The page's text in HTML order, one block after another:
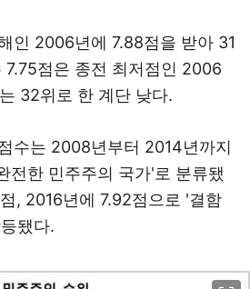
인 2006년에 7.88점을 받아 31
7.75점은 종전 최저점인 2006
32위로 한 계단 낮다.
수는 2008년부터 2014년까지
전한 민주주의 국가'로 분류됐
, 2016년에 7.92점으로 '결함
됐다.